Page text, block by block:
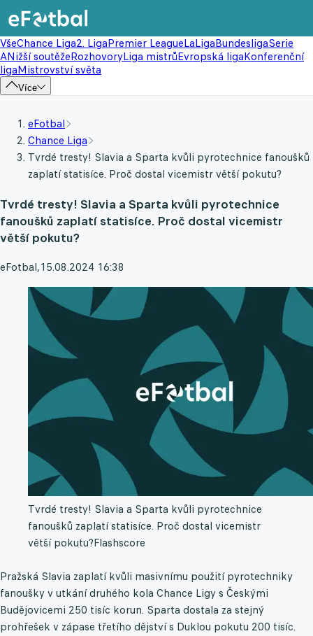
VšeChance Liga2. LigaPremier LeagueLaLigaBundesligaSerie
ANižší soutěžeRozhovoryLiga mistrůEvropská ligaKonferenční
ligaMistrovství světa
Více
eFotbal
Chance Liga
Tvrdé tresty! Slavia a Sparta kvůli pyrotechnice fanoušků
zaplatí statisíce. Proč dostal vicemistr větší pokutu?
Tvrdé tresty! Slavia a Sparta kvůli pyrotechnice
fanoušků zaplatí statisíce. Proč dostal vicemistr
větší pokutu?
eFotbal,15.08.2024 16:38
Tvrdé tresty! Slavia a Sparta kvůli pyrotechnice
fanoušků zaplatí statisíce. Proč dostal vicemistr
větší pokutu?Flashscore
Pražská Slavia zaplatí kvůli masivnímu použití pyrotechniky
fanoušky v utkání druhého kola Chance Ligy s Českými
Budějovicemi 250 tisíc korun. Sparta dostala za stejný
prohřešek v zápase třetího dějství s Duklou pokutu 200 tisíc.